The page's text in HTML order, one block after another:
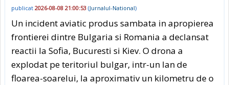
publicat 2026-08-08 21:00:53 (Jurnalul-National)
Un incident aviatic produs sambata in apropierea
frontierei dintre Bulgaria si Romania a declansat
reactii la Sofia, Bucuresti si Kiev. O drona a
explodat pe teritoriul bulgar, intr-un lan de
floarea-soarelui, la aproximativ un kilometru de o